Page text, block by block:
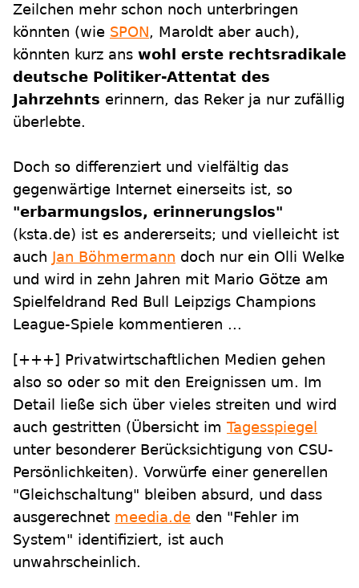
Zeilchen mehr schon noch unterbringen
könnten (wie SPON, Maroldt aber auch),
könnten kurz ans wohl erste rechtsradikale
deutsche Politiker-Attentat des
Jahrzehnts erinnern, das Reker ja nur zufällig
überlebte.
Doch so differenziert und vielfältig das
gegenwärtige Internet einerseits ist, so
"erbarmungslos, erinnerungslos"
(ksta.de) ist es andererseits; und vielleicht ist
auch Jan Böhmermann doch nur ein Olli Welke
und wird in zehn Jahren mit Mario Götze am
Spielfeldrand Red Bull Leipzigs Champions
League-Spiele kommentieren ...
[+++] Privatwirtschaftlichen Medien gehen
also so oder so mit den Ereignissen um. Im
Detail ließe sich über vieles streiten und wird
auch gestritten (Übersicht im Tagesspiegel
unter besonderer Berücksichtigung von CSU-
Persönlichkeiten). Vorwürfe einer generellen
"Gleichschaltung" bleiben absurd, und dass
ausgerechnet meedia.de den "Fehler im
System" identifiziert, ist auch
unwahrscheinlich.